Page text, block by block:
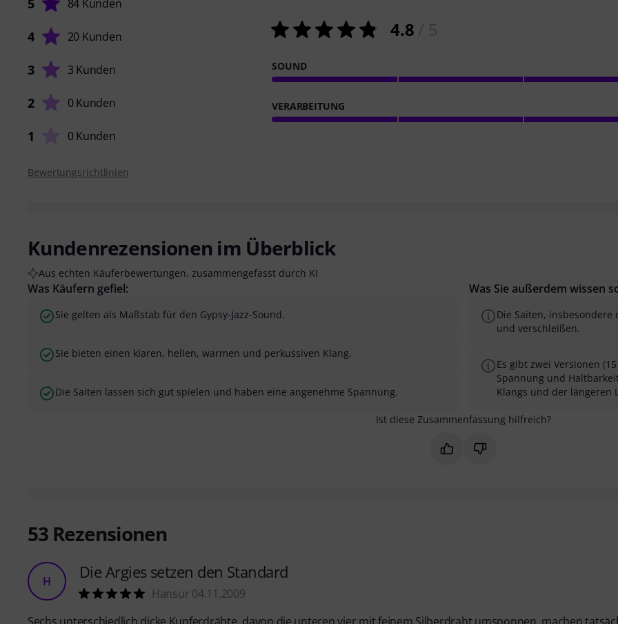
5 84 Kunden
4 20 Kunden
3 3 Kunden
2 0 Kunden
1 0 Kunden
4.8
SOUND
VERARBEITUNG
Bewertungsrichtlinien
Kundenrezensionen im Überblick
Aus echten Käuferbewertungen, zusammengefasst durch KI
Was Käufern gefiel:
Sie gelten als Maßstab für den Gypsy-Jazz-Sound.
Sie bieten einen klaren, hellen, warmen und perkussiven Klang.
Die Saiten lassen sich gut spielen und haben eine angenehme Spannung.
Was Sie außerdem wissen
Die Saiten,
und verschleißen.
Es gibt zwei Versionen
Spannung und
Klangs und der längeren
Ist diese Zusammenfassung hilfreich?
Markieren Sie diese
Markieren Sie diese
53 Rezensionen
H Die Argies setzen den Standard
Hansur 04.11.2009